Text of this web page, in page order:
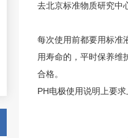
去北京标准物质研究中
每次使用前都要用标准
用寿命的，平时保养维
合格。
PH电极使用说明上要